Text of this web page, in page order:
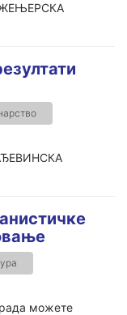
рада можете